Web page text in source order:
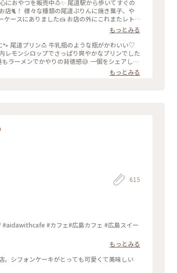
店🐈！ 様々な種類の尾道ぷりんに焼き菓子、や
ースにありました🍰 お店の外にこれまたレト
トロ #
べ歩き #猫
もっとみる
🐾 尾道プリン🍮 牛乳瓶のような瓶がかわいい♡
モンシロップでさっぱり爽やかなプリンでした
ラーメンでかやりの背徳感😅 一個をシェアしま
道観光も大満足です！ まだまだお散歩したか
たいつか広島に戻ってきたいな✨ :
もっとみる
615
もっとみる
シフォンケーキがとっても可愛くて美味しい